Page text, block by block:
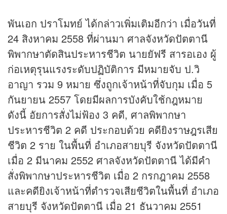
พันเอก ปราโมทย์ ได้กล่าวเพิ่มเติมอีกว่า เมื่อวันที่
24 สิงหาคม 2558 ที่ผ่านมา ศาลจังหวัดปัตตานี
พิพากษาตัดสินประหารชีวิต นายยัฟรี สารอเอง ผู้
ก่อเหตุรุนแรงระดับปฏิบัติการ มีหมายจับ ป.วิ
อาญา รวม 9 หมาย ซึ่งถูกเจ้าหน้าที่จับกุม เมื่อ 5
กันยายน 2557 โดยมีผลการบังคับใช้กฎหมาย
ดังนี้ อัยการสั่งไม่ฟ้อง 3 คดี, ศาลพิพากษา
ประหารชีวิต 2 คดี ประกอบด้วย คดียิงราษฎรเสีย
ชีวิต 2 ราย ในพื้นที่ อำเภอสายบุรี จังหวัดปัตตานี
เมื่อ 2 มีนาคม 2552 ศาลจังหวัดปัตตานี ได้มีคำ
สั่งพิพากษาประหารชีวิต เมื่อ 2 กรกฎาคม 2558
และคดียิงเจ้าหน้าที่ตำรวจเสียชีวิตในพื้นที่ อำเภอ
สายบุรี จังหวัดปัตตานี เมื่อ 21 ธันวาคม 2551